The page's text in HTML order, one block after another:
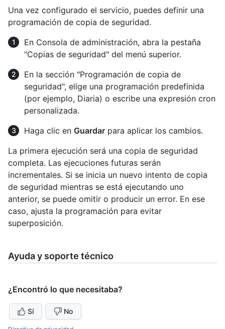
Una vez configurado el servicio, puedes definir una
programación de copia de seguridad.
En Consola de administración, abra la pestaña
"Copias de seguridad" del menú superior.
En la sección "Programación de copia de
seguridad", elige una programación predefinida
(por ejemplo, Diaria) o escribe una expresión cron
personalizada.
Haga clic en Guardar para aplicar los cambios.
La primera ejecución será una copia de seguridad
completa. Las ejecuciones futuras serán
incrementales. Si se inicia un nuevo intento de copia
de seguridad mientras se está ejecutando uno
anterior, se puede omitir o producir un error. En ese
caso, ajusta la programación para evitar
superposición.
Ayuda y soporte técnico
¿Encontró lo que necesitaba?
Sí No